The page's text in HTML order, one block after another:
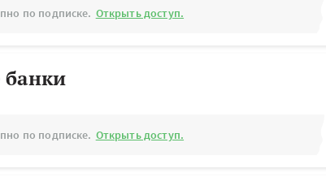
по подписке. Открыть доступ.
по подписке. Открыть доступ.